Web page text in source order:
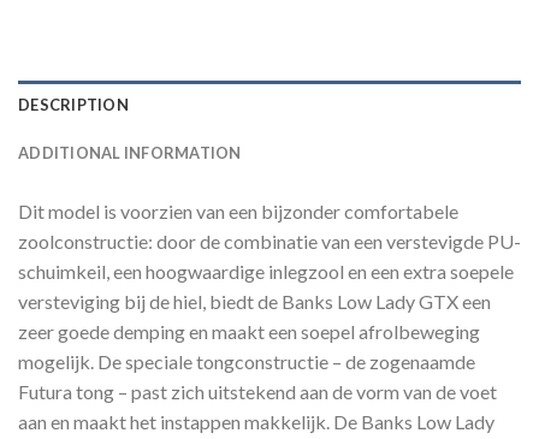
DESCRIPTION
ADDITIONAL INFORMATION
Dit model is voorzien van een bijzonder comfortabele
zoolconstructie: door de combinatie van een verstevigde PU-
schuimkeil, een hoogwaardige inlegzool en een extra soepele
versteviging bij de hiel, biedt de Banks Low Lady GTX een
zeer goede demping en maakt een soepel afrolbeweging
mogelijk. De speciale tongconstructie – de zogenaamde
Futura tong – past zich uitstekend aan de vorm van de voet
aan en maakt het instappen makkelijk. De Banks Low Lady